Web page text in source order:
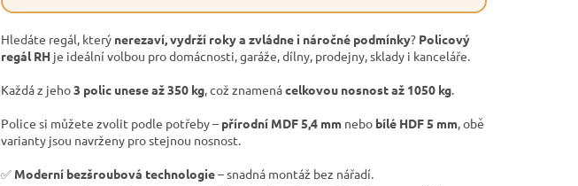
Hledáte regál, který nerezaví, vydrží roky a zvládne i náročné podmínky? Policový
regál RH je ideální volbou pro domácnosti, garáže, dílny, prodejny, sklady i kanceláře.
Každá z jeho3 polic unese až 350 kg, což znamenácelkovou nosnost až 1050 kg.
Police si můžete zvolit podle potřeby – přírodní MDF 5,4 mm nebo bílé HDF 5 mm, obě
varianty jsou navrženy pro stejnou nosnost.
✅ Moderní bezšroubová technologie– snadná montáž bez nářadí.